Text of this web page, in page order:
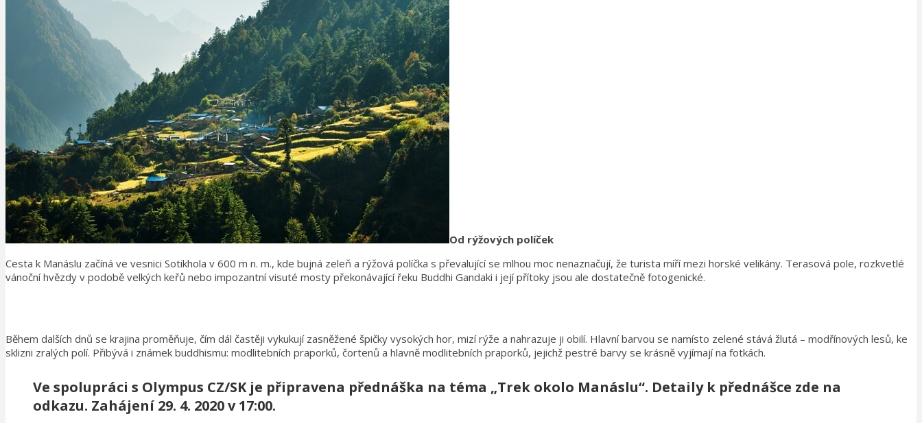
Od rýžových políček
Cesta k Manáslu začíná ve vesnici Sotikhola v 600 m n. m., kde bujná zeleň a rýžová políčka s převalující se mlhou moc nenaznačují, že turista míří mezi horské velikány. Terasová pole, rozkvetlé
vánoční hvězdy v podobě velkých keřů nebo impozantní visuté mosty překonávající řeku Buddhi Gandaki i její přítoky jsou ale dostatečně fotogenické.
Během dalších dnů se krajina proměňuje, čím dál častěji vykukují zasněžené špičky vysokých hor, mizí rýže a nahrazuje ji obilí. Hlavní barvou se namísto zelené stává žlutá – modřínových lesů, ke
sklizni zralých polí. Přibývá i známek buddhismu: modlitebních praporků, čortenů a hlavně modlitebních praporků, jejichž pestré barvy se krásně vyjímají na fotkách.
Ve spolupráci s Olympus CZ/SK je připravena přednáška na téma „Trek okolo Manáslu“. Detaily k přednášce zde na
odkazu. Zahájení 29. 4. 2020 v 17:00.